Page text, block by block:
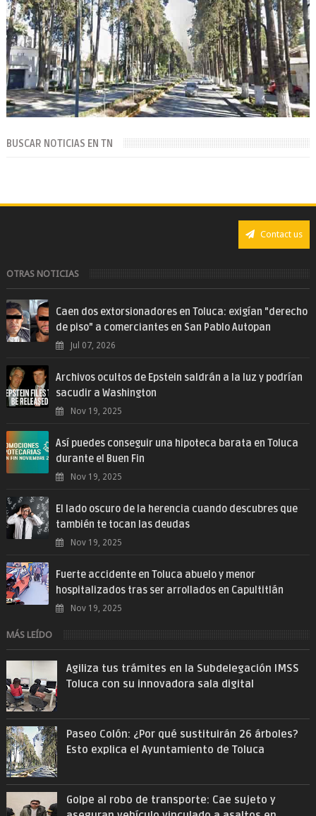
BUSCAR NOTICIAS EN TN
Contact us
OTRAS NOTICIAS
Caen dos extorsionadores en Toluca: exigían "derecho
de piso" a comerciantes en San Pablo Autopan
Jul 07, 2026
Archivos ocultos de Epstein saldrán a la luz y podrían
sacudir a Washington
Nov 19, 2025
Así puedes conseguir una hipoteca barata en Toluca
durante el Buen Fin
Nov 19, 2025
El lado oscuro de la herencia cuando descubres que
también te tocan las deudas
Nov 19, 2025
Fuerte accidente en Toluca abuelo y menor
hospitalizados tras ser arrollados en Capultitlán
Nov 19, 2025
MÁS LEÍDO
Agiliza tus trámites en la Subdelegación IMSS
Toluca con su innovadora sala digital
Paseo Colón: ¿Por qué sustituirán 26 árboles?
Esto explica el Ayuntamiento de Toluca
Golpe al robo de transporte: Cae sujeto y